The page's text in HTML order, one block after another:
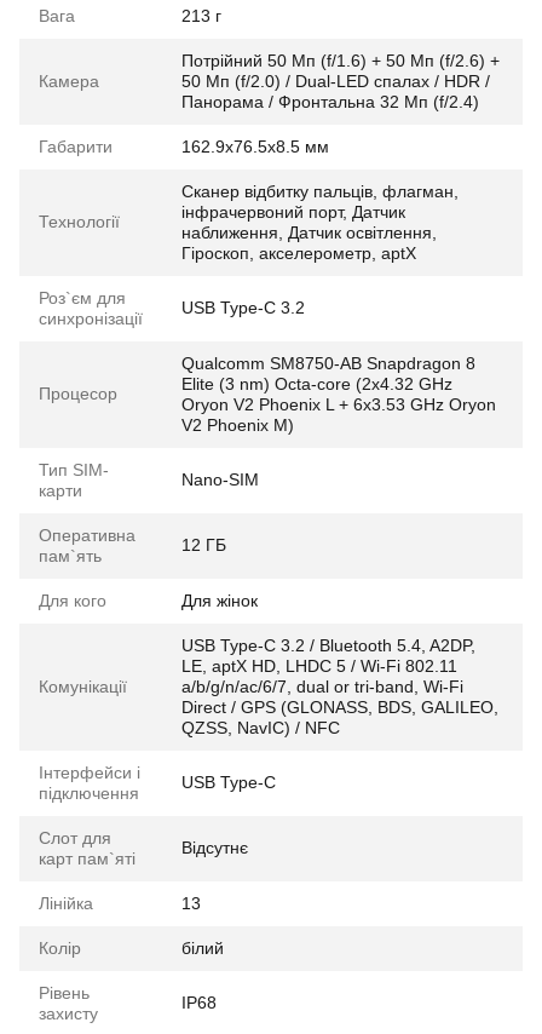
Вага 213 г
Камера
Потрійний 50 Мп (f/1.6) + 50 Мп (f/2.6) +
50 Мп (f/2.0) / Dual-LED спалах / HDR /
Панорама / Фронтальна 32 Мп (f/2.4)
Габарити 162.9x76.5x8.5 мм
Технології
Сканер відбитку пальців, флагман,
інфрачервоний порт, Датчик
наближення, Датчик освітлення,
Гіроскоп, акселерометр, aptX
Роз`єм для
синхронізації
USB Type-C 3.2
Процесор
Qualcomm SM8750-AB Snapdragon 8
Elite (3 nm) Octa-core (2x4.32 GHz
Oryon V2 Phoenix L + 6x3.53 GHz Oryon
V2 Phoenix M)
Тип SIM-
карти
Nano-SIM
Оперативна
пам`ять
12 ГБ
Для кого Для жінок
Комунікації
USB Type-C 3.2 / Bluetooth 5.4, A2DP,
LE, aptX HD, LHDC 5 / Wi-Fi 802.11
a/b/g/n/ac/6/7, dual or tri-band, Wi-Fi
Direct / GPS (GLONASS, BDS, GALILEO,
QZSS, NavIC) / NFC
Інтерфейси і
підключення
USB Type-C
Слот для
карт пам`яті
Відсутнє
Лінійка 13
Колір білий
Рівень
захисту
IP68